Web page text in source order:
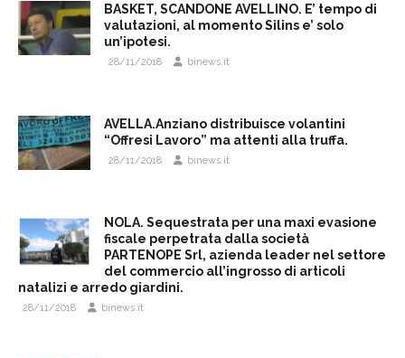
BASKET, SCANDONE AVELLINO. E’ tempo di
valutazioni, al momento Silins e’ solo
un’ipotesi.
28/11/2018 binews.it
AVELLA.Anziano distribuisce volantini
“Offresi Lavoro” ma attenti alla truffa.
28/11/2018 binews.it
NOLA. Sequestrata per una maxi evasione
fiscale perpetrata dalla società
PARTENOPE Srl, azienda leader nel settore
del commercio all’ingrosso di articoli
natalizi e arredo giardini.
28/11/2018 binews.it